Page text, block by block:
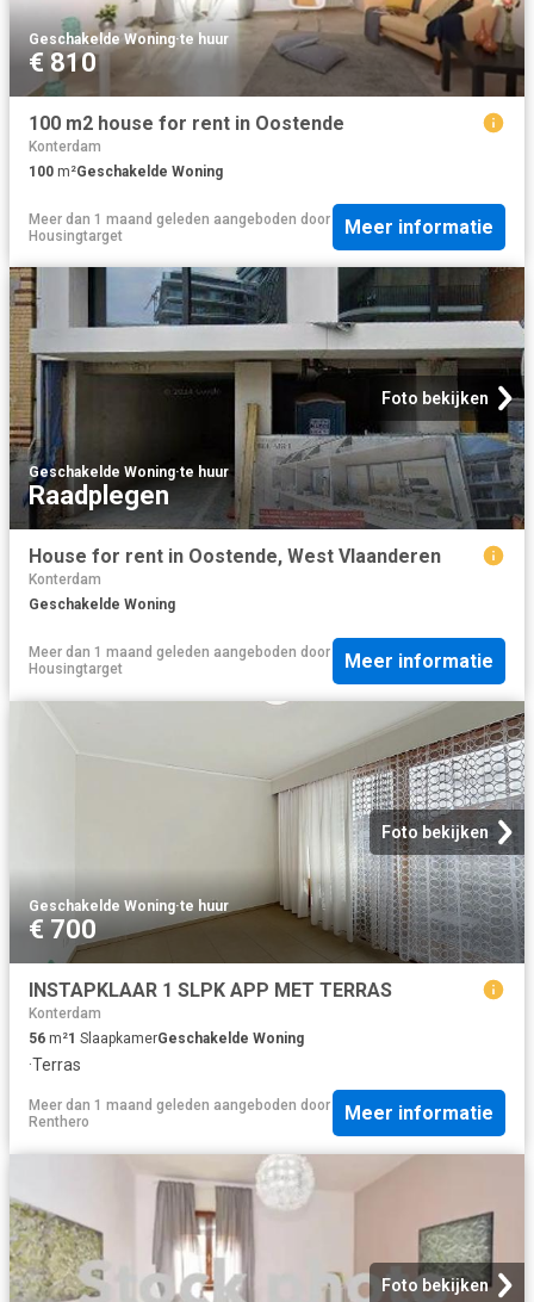
Geschakelde Woning·te huur
€ 810
100 m2 house for rent in Oostende
Konterdam
100 m²Geschakelde Woning
Meer dan 1 maand geleden aangeboden door
Housingtarget
Meer informatie
Foto bekijken
Geschakelde Woning·te huur
Raadplegen
House for rent in Oostende, West Vlaanderen
Konterdam
Geschakelde Woning
Meer dan 1 maand geleden aangeboden door
Housingtarget
Meer informatie
Foto bekijken
Geschakelde Woning·te huur
€ 700
INSTAPKLAAR 1 SLPK APP MET TERRAS
Konterdam
56 m²1 SlaapkamerGeschakelde Woning
·Terras
Meer dan 1 maand geleden aangeboden door
Renthero
Meer informatie
Foto bekijken